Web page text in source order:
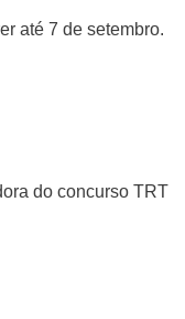
até 7 de setembro.
do concurso TRT